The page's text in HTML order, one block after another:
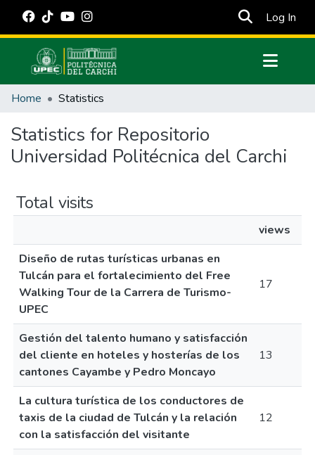
Log In
Communities & Collections
Estadísticas Externas
Manuales
Home Statistics
Statistics for Repositorio
Universidad Politécnica del Carchi
Total visits
views
Diseño de rutas turísticas urbanas en
Tulcán para el fortalecimiento del Free
Walking Tour de la Carrera de Turismo-
UPEC
17
Gestión del talento humano y satisfacción
del cliente en hoteles y hosterías de los
cantones Cayambe y Pedro Moncayo
13
La cultura turística de los conductores de
taxis de la ciudad de Tulcán y la relación
con la satisfacción del visitante
12